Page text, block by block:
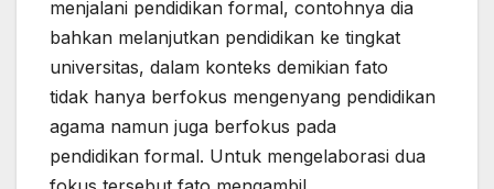
menjalani pendidikan formal, contohnya dia
bahkan melanjutkan pendidikan ke tingkat
universitas, dalam konteks demikian fato
tidak hanya berfokus mengenyang pendidikan
agama namun juga berfokus pada
pendidikan formal. Untuk mengelaborasi dua